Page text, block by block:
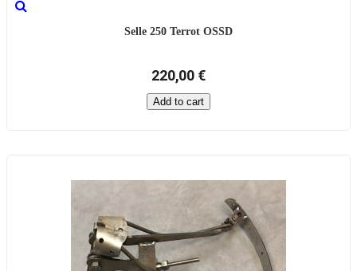
Selle 250 Terrot OSSD
220,00 €
Add to cart